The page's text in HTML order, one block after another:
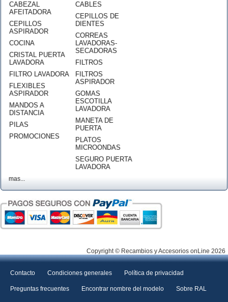
CABEZAL
AFEITADORA
CEPILLOS
ASPIRADOR
COCINA
CRISTAL PUERTA
LAVADORA
FILTRO LAVADORA
FLEXIBLES
ASPIRADOR
MANDOS A
DISTANCIA
PILAS
PROMOCIONES
CABLES
CEPILLOS DE
DIENTES
CORREAS
LAVADORAS-
SECADORAS
FILTROS
FILTROS
ASPIRADOR
GOMAS
ESCOTILLA
LAVADORA
MANETA DE
PUERTA
PLATOS
MICROONDAS
SEGURO PUERTA
LAVADORA
mas...
Copyright © Recambios y Accesorios onLine 2026
Contacto Condiciones generales Política de privacidad
Preguntas frecuentes Encontrar nombre del modelo Sobre RAL